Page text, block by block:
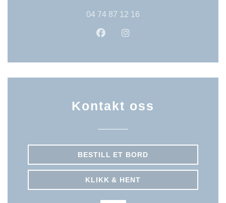
04 74 87 12 16
Facebook ((åpner i et nytt
Kontakt oss
BESTILL ET BORD
KLIKK & HENT